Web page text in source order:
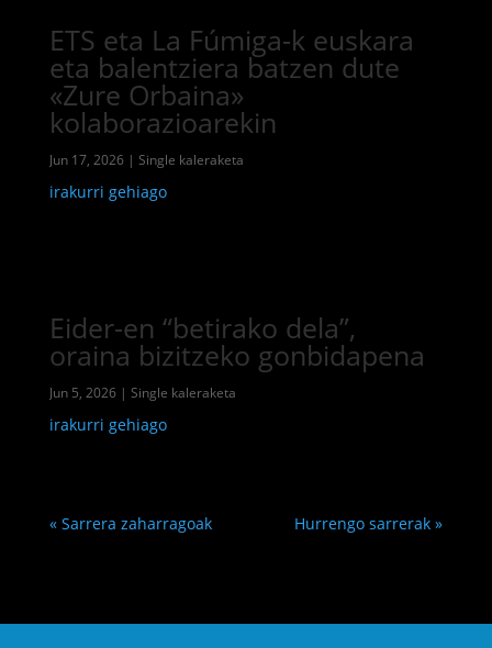
ETS eta La Fúmiga-k euskara
eta balentziera batzen dute
«Zure Orbaina»
kolaborazioarekin
Jun 17, 2026 | Single kaleraketa
irakurri gehiago
Eider-en “betirako dela”,
oraina bizitzeko gonbidapena
Jun 5, 2026 | Single kaleraketa
irakurri gehiago
« Sarrera zaharragoak Hurrengo sarrerak »